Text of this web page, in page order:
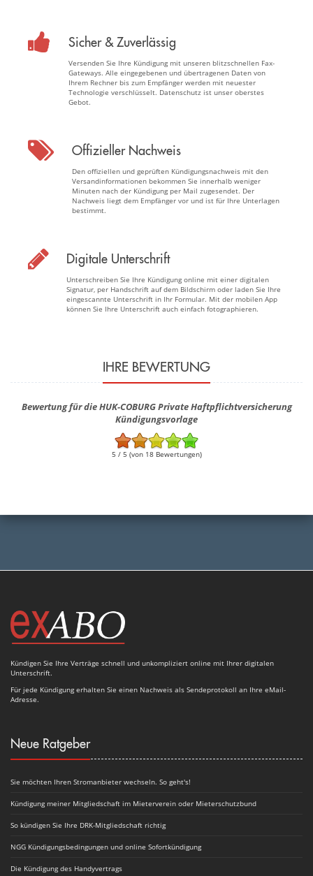
Sicher & Zuverlässig
Versenden Sie Ihre Kündigung mit unseren blitzschnellen Fax-
Gateways. Alle eingegebenen und übertragenen Daten von
Ihrem Rechner bis zum Empfänger werden mit neuester
Technologie verschlüsselt. Datenschutz ist unser oberstes
Gebot.
Offizieller Nachweis
Den offiziellen und geprüften Kündigungsnachweis mit den
Versandinformationen bekommen Sie innerhalb weniger
Minuten nach der Kündigung per Mail zugesendet. Der
Nachweis liegt dem Empfänger vor und ist für Ihre Unterlagen
bestimmt.
Digitale Unterschrift
Unterschreiben Sie Ihre Kündigung online mit einer digitalen
Signatur, per Handschrift auf dem Bildschirm oder laden Sie Ihre
eingescannte Unterschrift in Ihr Formular. Mit der mobilen App
können Sie Ihre Unterschrift auch einfach fotographieren.
IHRE BEWERTUNG
Bewertung für die HUK-COBURG Private Haft­pflicht­versicherung
Kündigungsvorlage
5 / 5 (von 18 Bewertungen)
Kündigen Sie Ihre Verträge schnell und unkompliziert online mit Ihrer digitalen
Unterschrift.
Für jede Kündigung erhalten Sie einen Nachweis als Sendeprotokoll an Ihre eMail-
Adresse.
Neue Ratgeber
Sie möchten Ihren Stromanbieter wechseln. So geht's!
Kündigung meiner Mitgliedschaft im Mieterverein oder Mieterschutzbund
So kündigen Sie Ihre DRK-Mitgliedschaft richtig
NGG Kündigungsbedingungen und online Sofortkündigung
Die Kündigung des Handyvertrags